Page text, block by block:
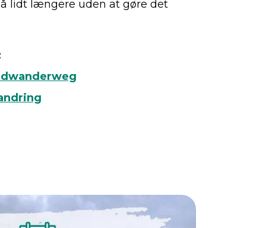
lidt længere uden at gøre det